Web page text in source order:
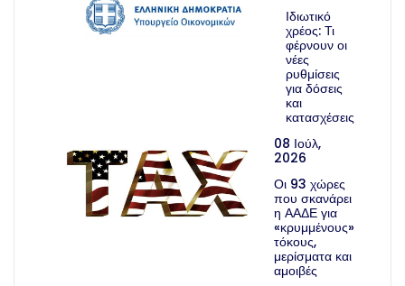
Ιδιωτικό
χρέος: Τι
φέρνουν οι
νέες
ρυθμίσεις
για δόσεις
και
κατασχέσεις
08 Ιούλ,
2026
Οι 93 χώρες
που σκανάρει
η ΑΑΔΕ για
«κρυμμένους»
τόκους,
μερίσματα και
αμοιβές